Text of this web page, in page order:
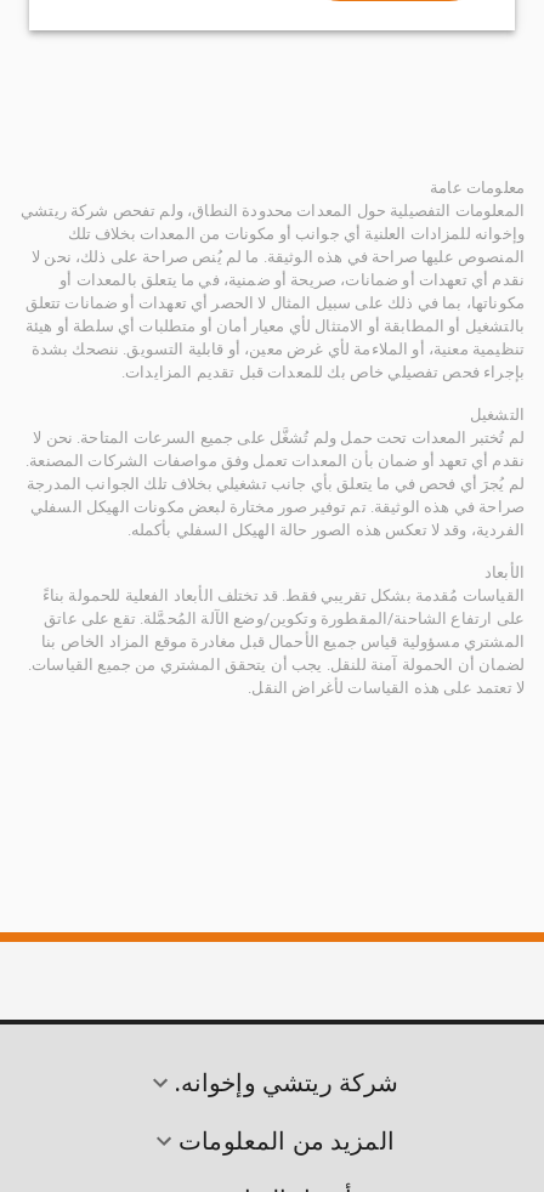
معلومات عامة
المعلومات التفصيلية حول المعدات محدودة النطاق، ولم تفحص شركة ريتشي
وإخوانه للمزادات العلنية أي جوانب أو مكونات من المعدات بخلاف تلك
المنصوص عليها صراحة في هذه الوثيقة. ما لم يُنص صراحة على ذلك، نحن لا
نقدم أي تعهدات أو ضمانات، صريحة أو ضمنية، في ما يتعلق بالمعدات أو
مكوناتها، بما في ذلك على سبيل المثال لا الحصر أي تعهدات أو ضمانات تتعلق
بالتشغيل أو المطابقة أو الامتثال لأي معيار أمان أو متطلبات أي سلطة أو هيئة
تنظيمية معنية، أو الملاءمة لأي غرض معين، أو قابلية التسويق. ننصحك بشدة
بإجراء فحص تفصيلي خاص بك للمعدات قبل تقديم المزايدات.
التشغيل
لم تُختبر المعدات تحت حمل ولم تُشغَّل على جميع السرعات المتاحة. نحن لا
نقدم أي تعهد أو ضمان بأن المعدات تعمل وفق مواصفات الشركات المصنعة.
لم يُجرَ أي فحص في ما يتعلق بأي جانب تشغيلي بخلاف تلك الجوانب المدرجة
صراحة في هذه الوثيقة. تم توفير صور مختارة لبعض مكونات الهيكل السفلي
الفردية، وقد لا تعكس هذه الصور حالة الهيكل السفلي بأكمله.
الأبعاد
القياسات مُقدمة بشكل تقريبي فقط. قد تختلف الأبعاد الفعلية للحمولة بناءً
على ارتفاع الشاحنة/المقطورة وتكوين/وضع الآلة المُحمَّلة. تقع على عاتق
المشتري مسؤولية قياس جميع الأحمال قبل مغادرة موقع المزاد الخاص بنا
لضمان أن الحمولة آمنة للنقل. يجب أن يتحقق المشتري من جميع القياسات.
لا تعتمد على هذه القياسات لأغراض النقل.
شركة ريتشي وإخوانه.
المزيد من المعلومات